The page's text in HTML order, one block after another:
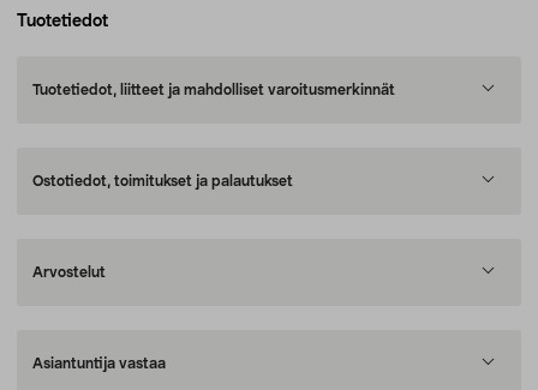
Tuotetiedot
Tuotetiedot, liitteet ja mahdolliset varoitusmerkinnät
Ostotiedot, toimitukset ja palautukset
Arvostelut
Asiantuntija vastaa